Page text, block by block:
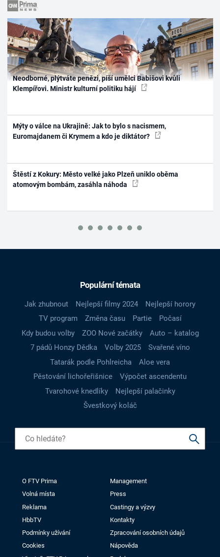
Neodborné, plýtváte penězi, píší umělci Babišovi kvůli
Klempířovi. Ministr kulturní politiku hájí
Mýty o válce na Ukrajině: Jak to bylo s nacismem,
Euromajdanem či Krymem a kdo je diktátor?
Štěstí z Kokury: Město velké jako Plzeň uniklo oběma
atomovým bombám, zasáhla náhoda
Populární témata
Jak zhubnout Nejlepší filmy 2024
Nejlepší horory
TV program
Změna času Partie
Počasí
Kdy budou volby
ZOO Nové začátky
Auto – katalog
7 pádů Honzy Dědka
Volby 2025
Svařené víno
Tatarák podle Pohlreicha
Aloe vera
Pěstování lichořeřišnice
Výpočet ascendentu
Tvarohové knedlíky
Nejlepší palačinky
Švestkový koláč
O FTV Prima
Management
Volná místa
Press
Reklama
Castingy a výzvy
HbbTV
Kontakty
Podmínky užívání
Zpracování osobních údajů
Cookies
Nápověda